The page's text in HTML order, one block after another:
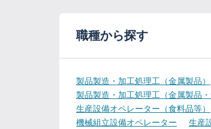
職種から探す
製品製造・加工処理工（金属製品）
製品製造・加工処理工（金属製品・
生産設備オペレーター（食料品等）
機械組立設備オペレーター
生産